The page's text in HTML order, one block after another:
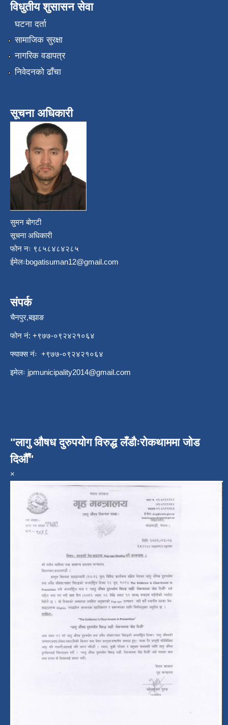
विधुतीय शुसासन सेवा
घटना दर्ता
सामाजिक सुरक्षा
नागरिक वडापत्र
निवेदनको ढाँचा
सूचना अधिकारी
सुमन बोगटी
सूचना अधिकारी
फोन नः ९८५८४८४२८५
ईमेलःbogatisuman12@gmail.com
संपर्क
चैनपुर,बझाङ
फोन नं: ‍‌+९७७-०९२४२१०६४
फ्याक्स नंः +९७७-०९२४२१०६४
इमेलः jpmunicipality2014@gmail.com
"लागु औषध दुरुपयोग विरुद्ध लँडौःरोकथाममा जोड
दिऔँ"
×